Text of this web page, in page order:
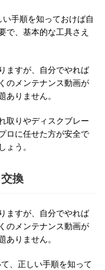
手順を知っておけば自
で、基本的な工具さえ
ますが、自分でやれば
のメンテナンス動画が
りません。
取りやディスクブレー
ロに任せた方が安全で
う。
換
ますが、自分でやれば
のメンテナンス動画が
りません。
、正しい手順を知って